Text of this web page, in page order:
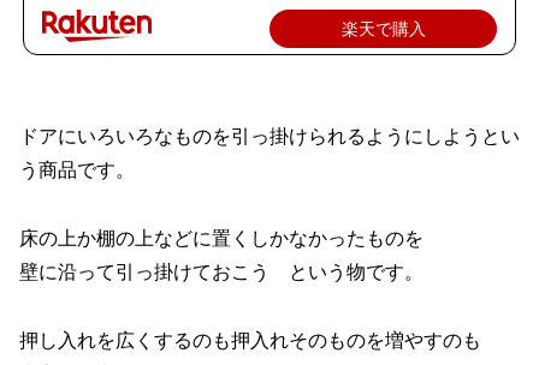
楽天で購入
ドアにいろいろなものを引っ掛けられるようにしようとい
う商品です。
床の上か棚の上などに置くしかなかったものを
壁に沿って引っ掛けておこう という物です。
押し入れを広くするのも押入れそのものを増やすのも